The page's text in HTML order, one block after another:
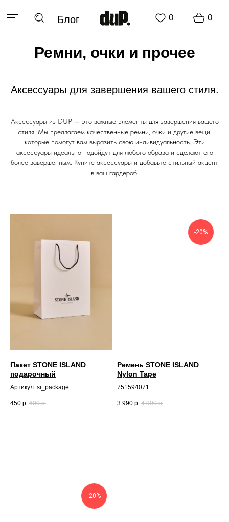
0
Блог
РАСПРОДАЖА
Ремни, очки и прочее
Аксессуары для завершения вашего стиля.
Аксессуары из DUP — это важные элементы для завершения вашего
стиля. Мы предлагаем качественные ремни, очки и другие вещи,
которые помогут вам выразить свою индивидуальность. Эти
аксессуары идеально подойдут для любого образа и сделают его
более завершенным. Купите аксессуары и добавьте стильный акцент
в ваш гардероб!
Пакет STONE ISLAND
подарочный
Артикул: si_package
450 р. 600 р.
-20%
Ремень STONE ISLAND
Nylon Tape
751594071
3 990 р. 4 990 р.
-20%